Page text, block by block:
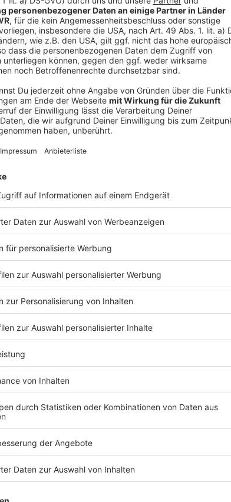
Anzeige
©Racle Fotodesign | AdobeStock_94654704
Ausbildungssuche - die Bewerbung
Anzeige
Wie schreibe ich eine Bewerbung um einen
Anzeige
Eine gute Bewerbung entscheidet oft darüber, ob ihr
werdet. Daher lohnt es sich, etwas Zeit in die
Anzeige
Aufbau der Bewerbung
1. Anschreiben
Persönliche Ansprache des Unternehmens
Kurze Vorstellung: Wer bist du?
Motivation: Warum möchtest du genau diesen
diesem Unternehmen?
Bezug zu Stärken und Erfahrungen (z. B.
Abschluss mit Einladung zum Gespräch („Über